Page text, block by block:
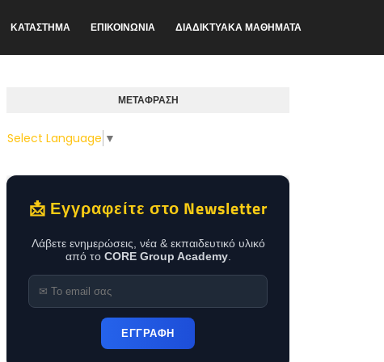
ΚΑΤΑΣΤΗΜΑ ΕΠΙΚΟΙΝΩΝΙΑ ΔΙΑΔΙΚΤΥΑΚΑ ΜΑΘΗΜΑΤΑ
ΜΕΤΑΦΡΑΣΗ
Select Language ▼
📩 Εγγραφείτε στο Newsletter
Λάβετε ενημερώσεις, νέα & εκπαιδευτικό υλικό
από το CORE Group Academy.
ΕΓΓΡΑΦΗ